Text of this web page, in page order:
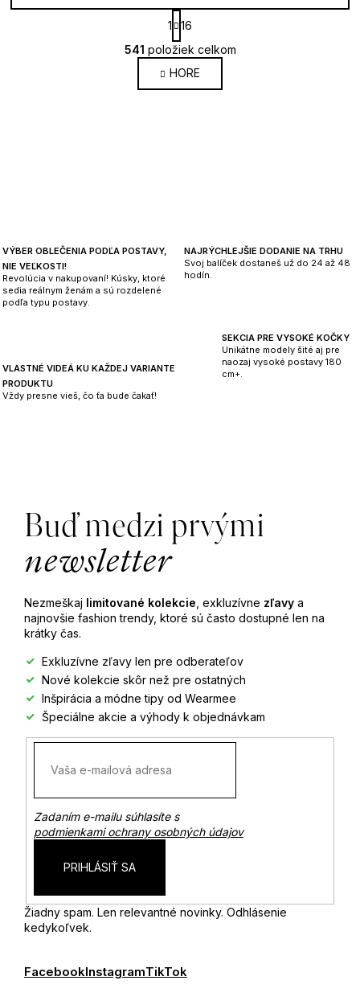
O
v
l
á
k
y
S
t
r
á
n
k
1
16
541 položiek celkom
HORE
VÝBER OBLEČENIA PODĽA POSTAVY,
NIE VEĽKOSTI!
Revolúcia v nakupovaní! Kúsky, ktoré
sedia reálnym ženám a sú rozdelené
podľa typu postavy.
NAJRÝCHLEJŠIE DODANIE NA TRHU
Svoj balíček dostaneš už do 24 až 48
hodín.
VLASTNÉ VIDEÁ KU KAŽDEJ VARIANTE
PRODUKTU
Vždy presne vieš, čo ťa bude čakať!
SEKCIA PRE VYSOKÉ KOČKY
Unikátne modely šité aj pre
naozaj vysoké postavy 180
cm+.
Buď medzi prvými
newsletter
Nezmeškaj limitované kolekcie , exkluzívne zľavy a
najnovšie fashion trendy, ktoré sú často dostupné len na
krátky čas.
Exkluzívne zľavy len pre odberateľov
Nové kolekcie skôr než pre ostatných
Inšpirácia a módne tipy od Wearmee
Špeciálne akcie a výhody k objednávkam
Zadaním e-mailu súhlasíte s
podmienkami ochrany osobných údajov
PRIHLÁSIŤ SA
Žiadny spam. Len relevantné novinky. Odhlásenie
kedykoľvek.
FacebookInstagramTikTok